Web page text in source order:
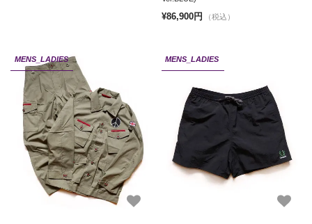
¥86,900円 （税込）
MENS_LADIES MENS_LADIES